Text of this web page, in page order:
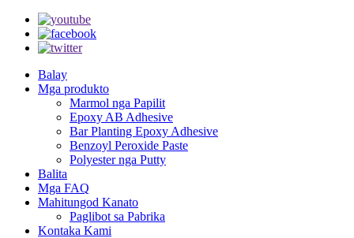
Balay
Mga produkto
Marmol nga Papilit
Epoxy AB Adhesive
Bar Planting Epoxy Adhesive
Benzoyl Peroxide Paste
Polyester nga Putty
Balita
Mga FAQ
Mahitungod Kanato
Paglibot sa Pabrika
Kontaka Kami